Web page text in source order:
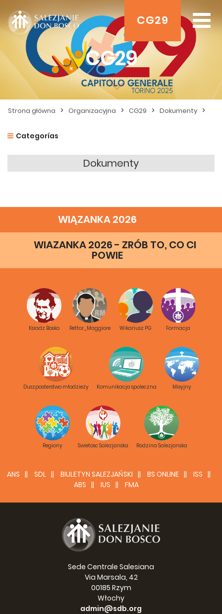
CG29
CG29
Strona główna > Organizacyjna > CG29 > Dokumenty >
Categorías
Dokumenty
WIĄZANKA 2026
WIAZANKA 2026 - ZRÓB TO, CO CI
POWIE
Ksiadz Bosko Rettor_Maggiore Wikariusz PG Formacja
Duszpasterstwo młodzieży Komunikacja spoleczna Misyjny
Regiony Swietosc Salezjanska Rodzina Salezjanska
ANS SDL BIULETYN SALEZJAŃSKI BS ONLINE
ISS
ABS
IUS FMA
Sede Centrale Salesiana
Via Marsala, 42
00185 Rzym
Włochy
admin@sdb.org